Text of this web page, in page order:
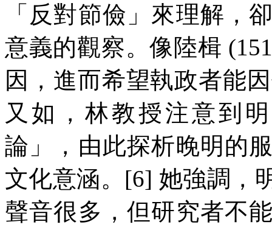
「反對節儉」來理解，
意義的觀察。像陸楫
因，進而希望執政者能
又如，林教授注意到
論」，由此探析晚明的
文化意涵。[6] 她強調，
聲音很多，但研究者不